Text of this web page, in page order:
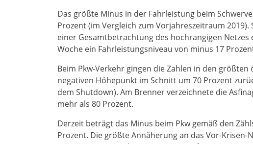
Das größte Minus in der Fahrleistung beim
Prozent (im Vergleich zum Vorjahreszeitraum
einer Gesamtbetrachtung des hochrangigen
Woche ein Fahrleistungsniveau von minus 17
Beim Pkw-Verkehr gingen die Zahlen in den
negativen Höhepunkt im Schnitt um 70 Prozent
dem Shutdown). Am Brenner verzeichnete die
mehr als 80 Prozent.
Derzeit beträgt das Minus beim Pkw gemäß den
Prozent. Die größte Annäherung an das Vor-